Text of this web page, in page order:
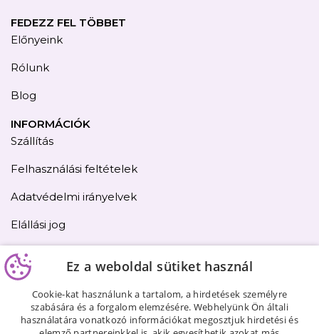
FEDEZZ FEL TÖBBET
Előnyeink
Rólunk
Blog
INFORMÁCIÓK
Szállítás
Felhasználási feltételek
Adatvédelmi irányelvek
Elállási jog
Kapcsolat
Oldaltérkép
Ez a weboldal sütiket használ
Cookie-kat használunk a tartalom, a hirdetések személyre
szabására és a forgalom elemzésére. Webhelyünk Ön általi
használatára vonatkozó információkat megosztjuk hirdetési és